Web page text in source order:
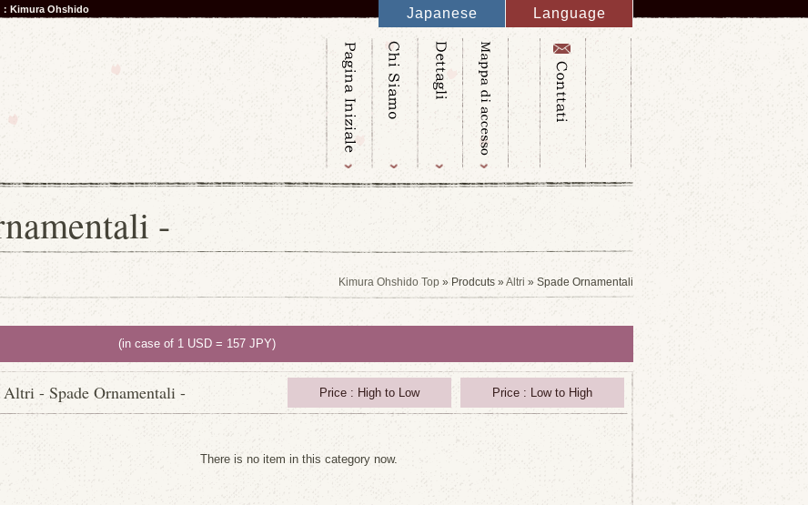
Kimura Ohshido Japanese Language
English
French
Italy
Spanish
Germany
Chinese
Russian
Taiwanese
Korean
-
Kimura Ohshido Top » Prodcuts » Altri » Spade Ornamentali
(in case of 1 USD = 157 JPY)
Altri - Spade Ornamentali - Price : High to Low Price : Low to High
There is no item in this category now.